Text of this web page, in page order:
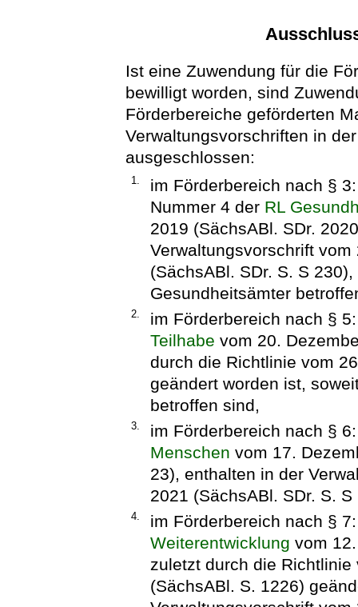
Ist eine Zuwendung für die
bewilligt worden, sind
Förderbereiche geförderten
Verwaltungsvorschriften in
ausgeschlossen:
1.
im Förderbereich nach §
Nummer 4 der RL
2019 (SächsABl. SDr.
Verwaltungsvorschrift
(SächsABl. SDr. S. S
Gesundheitsämter
2.
im Förderbereich nach §
Teilhabe vom 20.
durch die Richtlinie vom
geändert worden ist,
betroffen sind,
3.
im Förderbereich nach §
Menschen vom 17.
23), enthalten in der
2021 (SächsABl. SDr. S. S
4.
im Förderbereich nach §
Weiterentwicklung vom
zuletzt durch die
(SächsABl. S. 1226)